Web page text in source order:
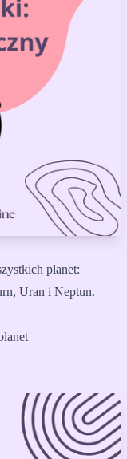
planet:
Uran i Neptun.